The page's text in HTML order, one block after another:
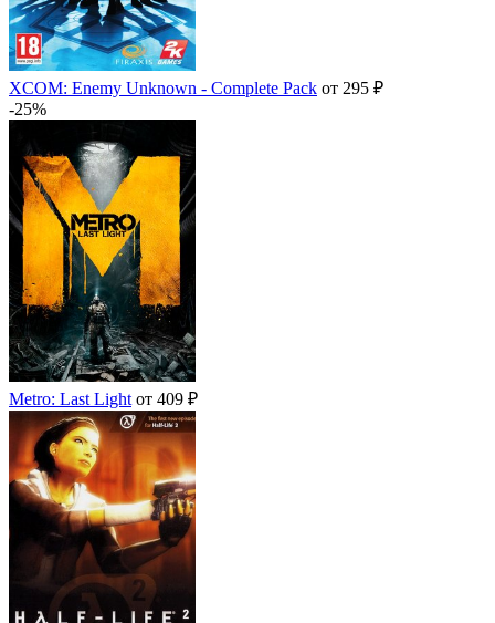
XCOM: Enemy Unknown - Complete Pack от 295 ₽
-25%
Metro: Last Light от 409 ₽